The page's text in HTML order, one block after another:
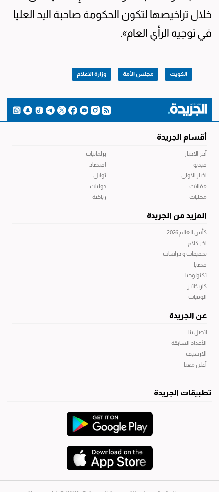
خلال تراخيصها لتكون الحكومة صاحبة اليد العليا
في توجيه الرأي العام».
الكويت مجلس الأمة وزارة الاعلام
أقسام الجريدة
آخر الاخبار
فيديو
أخبار الاولى
مقالات
محليات
برلمانيات
اقتصاد
توابل
دوليات
رياضة
المزيد من الجريدة
كأس العالم 2026
آخر كلام
تحقيقات و دراسات
قضايا
تكنولوجيا
كاريكاتير
الوفيات
عن الجريدة
إتصل بنا
الأعداد السابقة
الارشيف
أعلن معنا
تطبيقات الجريدة